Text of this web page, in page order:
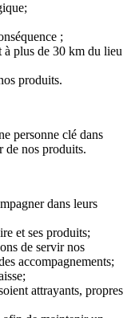
;
plus de 30 km du lieu
produits.
personne clé dans
de nos produits.
dans leurs
et ses produits;
de servir nos
accompagnements;
attrayants, propres